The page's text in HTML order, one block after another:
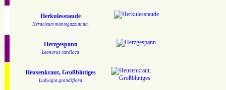
Herkulesstaude
Heracleum mantegazzianum
Herzgespann
Leonurus cardiaca
Heusenkraut, Großblütiges
Ludwigia grandiflora